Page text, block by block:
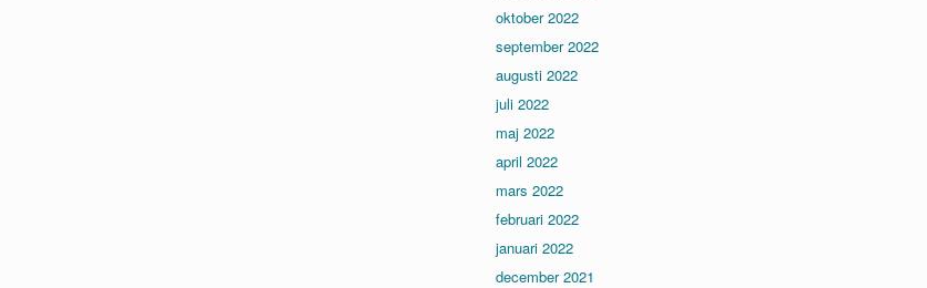
oktober 2022
september 2022
augusti 2022
juli 2022
maj 2022
april 2022
mars 2022
februari 2022
januari 2022
december 2021